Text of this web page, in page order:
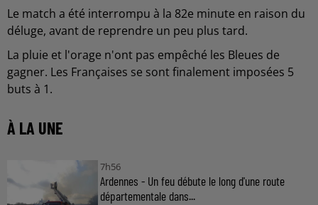
Le match a été interrompu à la 82e minute en raison du
déluge, avant de reprendre un peu plus tard.
La pluie et l'orage n'ont pas empêché les Bleues de
gagner. Les Françaises se sont finalement imposées 5
buts à 1.
À LA UNE
7h56
Ardennes - Un feu débute le long d'une route
départementale dans...